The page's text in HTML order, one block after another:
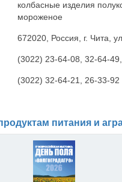
колбасные изделия
мороженое
672020, Россия, г. Чита,
(3022) 23-64-08, 32-64-
(3022) 32-64-21, 26-33-92
питания и